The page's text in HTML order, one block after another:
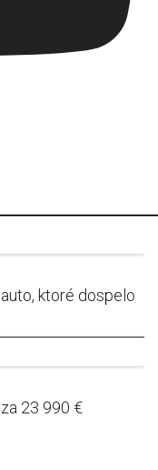
ktoré dospelo
23 990 €